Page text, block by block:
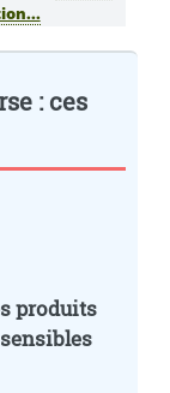
: ces
produits